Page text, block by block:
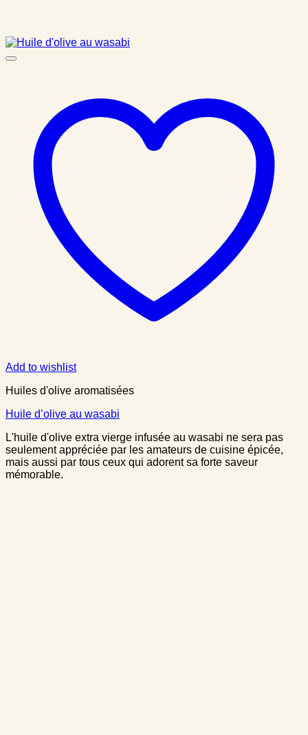
Add to wishlist
Huiles d'olive aromatisées
Huile d’olive au wasabi
L'huile d'olive extra vierge infusée au wasabi ne sera pas
seulement appréciée par les amateurs de cuisine épicée,
mais aussi par tous ceux qui adorent sa forte saveur
mémorable.